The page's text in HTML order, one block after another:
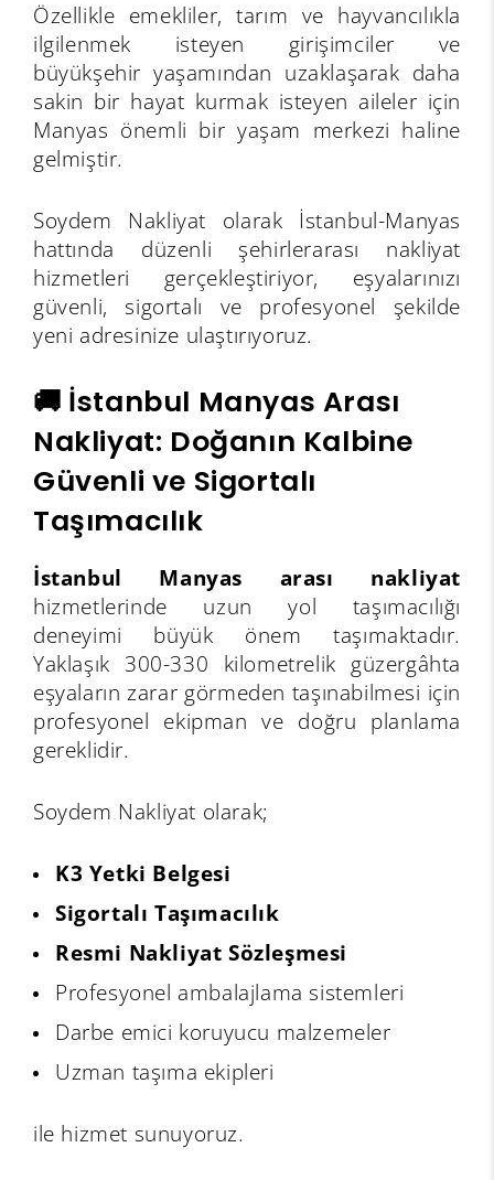
Özellikle emekliler, tarım ve hayvancılıkla
ilgilenmek isteyen girişimciler ve
büyükşehir yaşamından uzaklaşarak daha
sakin bir hayat kurmak isteyen aileler için
Manyas önemli bir yaşam merkezi haline
gelmiştir.
Soydem Nakliyat olarak İstanbul-Manyas
hattında düzenli şehirlerarası nakliyat
hizmetleri gerçekleştiriyor, eşyalarınızı
güvenli, sigortalı ve profesyonel şekilde
yeni adresinize ulaştırıyoruz.
🚚 İstanbul Manyas Arası
Nakliyat: Doğanın Kalbine
Güvenli ve Sigortalı
Taşımacılık
İstanbul Manyas arası nakliyat
hizmetlerinde uzun yol taşımacılığı
deneyimi büyük önem taşımaktadır.
Yaklaşık 300-330 kilometrelik güzergâhta
eşyaların zarar görmeden taşınabilmesi için
profesyonel ekipman ve doğru planlama
gereklidir.
Soydem Nakliyat olarak;
K3 Yetki Belgesi
Sigortalı Taşımacılık
Resmi Nakliyat Sözleşmesi
Profesyonel ambalajlama sistemleri
Darbe emici koruyucu malzemeler
Uzman taşıma ekipleri
ile hizmet sunuyoruz.